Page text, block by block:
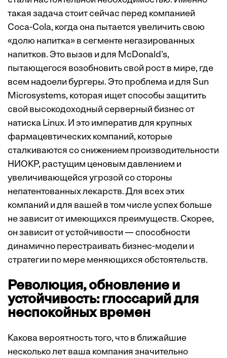
такая задача стоит сейчас перед компанией
Coca-Cola, когда она пытается увеличить свою
«долю напитка» в сегменте негазированных
напитков. Это вызов и для McDonald's,
пытающегося возобновить свой рост в мире, где
всем надоели бургеры. Это проблема и для Sun
Microsystems, которая ищет способы защитить
свой высокодоходный серверный бизнес от
натиска Linux. И это императив для крупных
фармацевтических компаний, которые
сталкиваются со снижением производительности
НИОКР, растущим ценовым давлением и
увеличивающейся угрозой со стороны
непатентованных лекарств. Для всех этих
компаний и для вашей в том числе успех больше
не зависит от имеющихся преимуществ. Скорее,
он зависит от устойчивости — способности
динамично перестраивать бизнес-модели и
стратегии по мере меняющихся обстоятельств.
Революция, обновление и
устойчивость: глоссарий для
неспокойных времен
Какова вероятность того, что в ближайшие
несколько лет ваша компания значительно